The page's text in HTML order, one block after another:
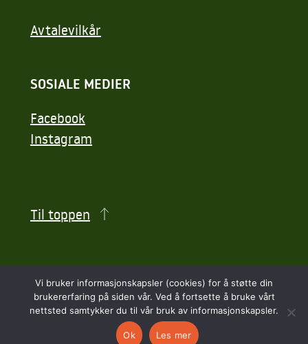
Avtalevilkår
SOSIALE MEDIER
Facebook
Instagram
Til toppen
© KONGSBERG GOLFBANE 2026
UTVIKLET AV WEBILITY AS
Vi bruker informasjonskapsler (cookies) for å støtte din
brukererfaring på siden vår. Ved å fortsette å bruke vårt
nettsted samtykker du til vår bruk av informasjonskapsler.
Ok Les mer